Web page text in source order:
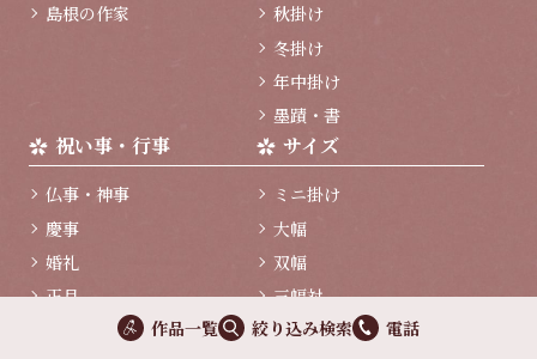
島根の作家
秋掛け
冬掛け
年中掛け
墨蹟・書
祝い事・行事
仏事・神事
慶事
婚礼
正月
端午の節句
サイズ
ミニ掛け
大幅
双幅
三幅対
四幅対
作品一覧 絞り込み検索 電話